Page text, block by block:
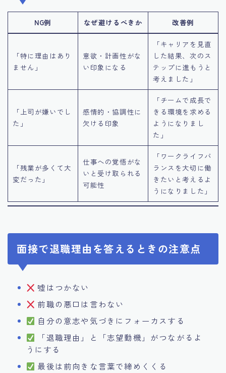
NG例 なぜ避けるべきか 改善例
「特に理由はあり
ません」
意欲・計画性がな
い印象になる
「キャリアを見直
した結果、次のス
テップに進もうと
考えました」
「上司が嫌いでし
た」
感情的・協調性に
欠ける印象
「チームで成長で
きる環境を求める
ようになりまし
た」
「残業が多くて大
変だった」
仕事への覚悟がな
いと受け取られる
可能性
「ワークライフバ
ランスを大切に働
きたいと考えるよ
うになりました」
面接で退職理由を答えるときの注意点
嘘はつかない
前職の悪口は言わない
自分の意志や気づきにフォーカスする
「退職理由」と「志望動機」がつながるよ
うにする
最後は前向きな言葉で締めくくる